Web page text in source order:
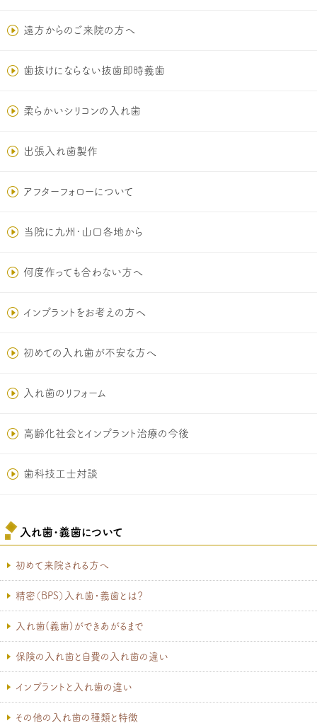
遠方からのご来院の方へ
歯抜けにならない抜歯即時義歯
柔らかいシリコンの入れ歯
出張入れ歯製作
アフターフォローについて
当院に九州･山口各地から
何度作っても合わない方へ
インプラントをお考えの方へ
初めての入れ歯が不安な方へ
入れ歯のリフォーム
高齢化社会とインプラント治療の今後
歯科技工士対談
入れ歯･義歯について
初めて来院される方へ
精密（BPS）入れ歯・義歯とは？
入れ歯(義歯)ができあがるまで
保険の入れ歯と自費の入れ歯の違い
インプラントと入れ歯の違い
その他の入れ歯の種類と特徴